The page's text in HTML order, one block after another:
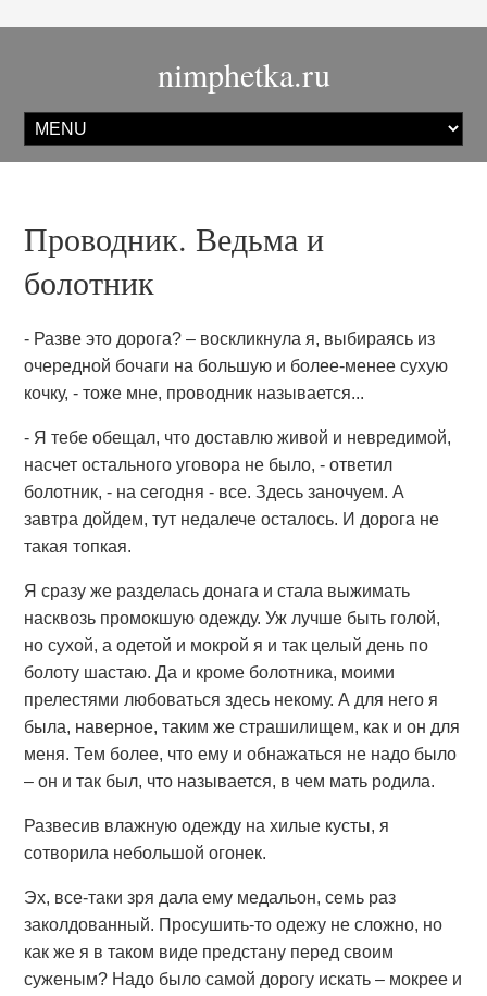
nimphetka.ru
Проводник. Ведьма и
болотник
- Разве это дорога? – воскликнула я, выбираясь из
очередной бочаги на большую и более-менее сухую
кочку, - тоже мне, проводник называется...
- Я тебе обещал, что доставлю живой и невредимой,
насчет остального уговора не было, - ответил
болотник, - на сегодня - все. Здесь заночуем. А
завтра дойдем, тут недалече осталось. И дорога не
такая топкая.
Я сразу же разделась донага и стала выжимать
насквозь промокшую одежду. Уж лучше быть голой,
но сухой, а одетой и мокрой я и так целый день по
болоту шастаю. Да и кроме болотника, моими
прелестями любоваться здесь некому. А для него я
была, наверное, таким же страшилищем, как и он для
меня. Тем более, что ему и обнажаться не надо было
– он и так был, что называется, в чем мать родила.
Развесив влажную одежду на хилые кусты, я
сотворила небольшой огонек.
Эх, все-таки зря дала ему медальон, семь раз
заколдованный. Просушить-то одежу не сложно, но
как же я в таком виде предстану перед своим
суженым? Надо было самой дорогу искать – мокрее и